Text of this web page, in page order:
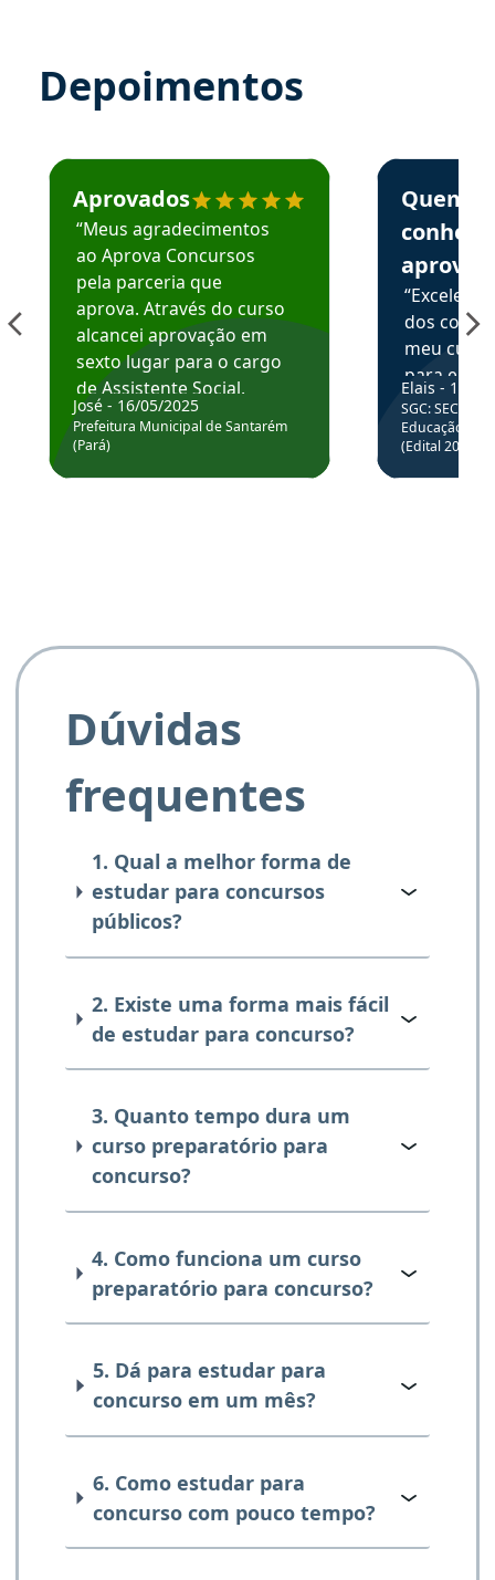
Depoimentos
Estudante José recomenda o Aprova Concursos em
Aprovados
“Meus agradecimentos
ao Aprova Concursos
pela parceria que
aprova. Através do curso
alcancei aprovação em
sexto lugar para o cargo
de Assistente Social.
Hoje estou atuando na
Prefeitura de Santarém.
José - 16/05/2025
Prefeitura Municipal de Santarém
(Pará)
Estudante
Quem
aprova
dos
meu
para
colocar
através
de
Elais - 15/
SGC: SEC BA
Educação
(Edital
Dúvidas
frequentes
1. Qual a melhor forma de
estudar para concursos
públicos?
2. Existe uma forma mais fácil
de estudar para concurso?
3. Quanto tempo dura um
curso preparatório para
concurso?
4. Como funciona um curso
preparatório para concurso?
5. Dá para estudar para
concurso em um mês?
6. Como estudar para
concurso com pouco tempo?